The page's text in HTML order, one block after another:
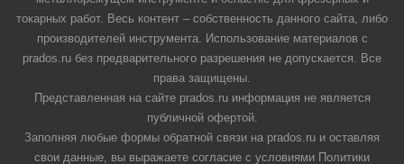
токарных работ. Весь контент – собственность данного сайта, либо
производителей инструмента. Использование материалов с
prados.ru без предварительного разрешения не допускается. Все
права защищены.
Представленная на сайте prados.ru информация не является
публичной офертой.
Заполняя любые формы обратной связи на prados.ru и оставляя
свои данные, вы выражаете согласие с условиями Политики